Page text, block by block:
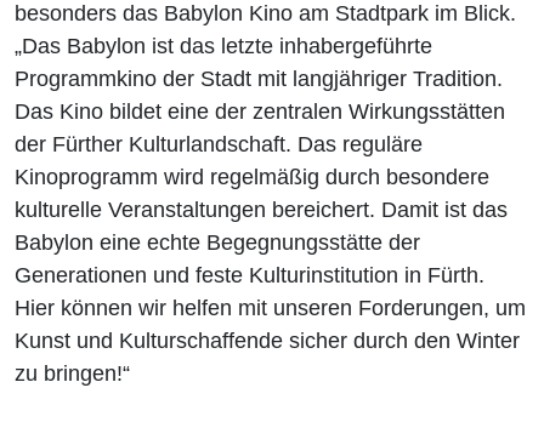
besonders das Babylon Kino am Stadtpark im Blick.
„Das Babylon ist das letzte inhabergeführte
Programmkino der Stadt mit langjähriger Tradition.
Das Kino bildet eine der zentralen Wirkungsstätten
der Fürther Kulturlandschaft. Das reguläre
Kinoprogramm wird regelmäßig durch besondere
kulturelle Veranstaltungen bereichert. Damit ist das
Babylon eine echte Begegnungsstätte der
Generationen und feste Kulturinstitution in Fürth.
Hier können wir helfen mit unseren Forderungen, um
Kunst und Kulturschaffende sicher durch den Winter
zu bringen!“